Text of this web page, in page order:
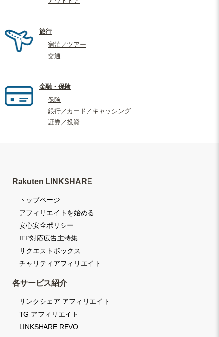
旅行
宿泊／ツアー
交通
金融・保険
保険
銀行／カード／キャッシング
証券／投資
Rakuten LINKSHARE
トップページ
アフィリエイトを始める
安心安全ポリシー
ITP対応広告主特集
リクエストボックス
チャリティアフィリエイト
各サービス紹介
リンクシェア アフィリエイト
TG アフィリエイト
LINKSHARE REVO